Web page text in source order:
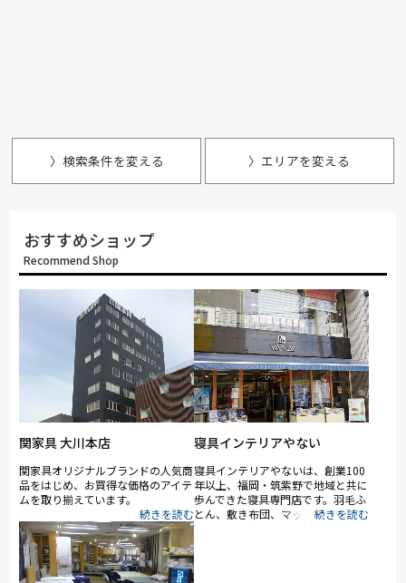
〉検索条件を変える 〉エリアを変える
おすすめショップ
Recommend Shop
関家具 大川本店
関家具オリジナルブランドの人気商
品をはじめ、お買得な価格のアイテ
ムを取り揃えています。
寝具インテリアやない
寝具インテリアやないは、創業100
年以上、福岡・筑紫野で地域と共に
歩んできた寝具専門店です。羽毛ふ
とん、敷き布団、マットレス、ベッ